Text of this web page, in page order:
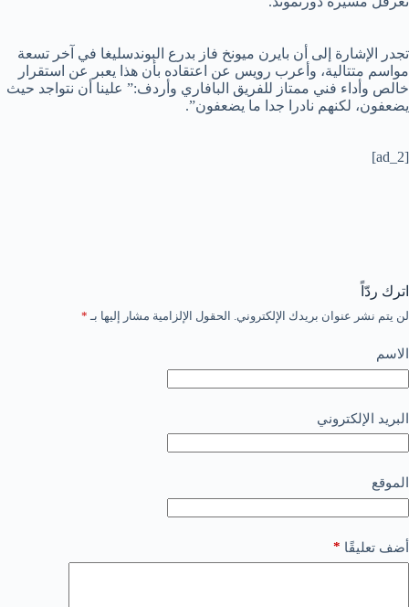
تجدر الإشارة إلى أن بايرن ميونخ فاز بدرع البوندسليغا في آخر تسعة
مواسم متتالية، وأعرب رويس عن اعتقاده بأن هذا يعبر عن استقرار
خالص وأداء فني ممتاز للفريق البافاري وأردف:” علينا أن نتواجد حيث
يضعفون، لكنهم نادرا جدا ما يضعفون”.
[ad_2]
اترك ردّاً
لن يتم نشر عنوان بريدك الإلكتروني. الحقول الإلزامية مشار إليها بـ *
الاسم
البريد الإلكتروني
الموقع
أضف تعليقًا *